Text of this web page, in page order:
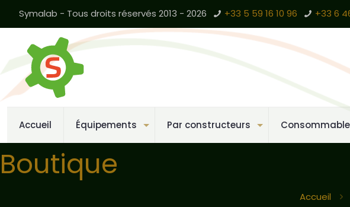
Symalab - Tous droits réservés 2013 - 2026 +33 5 59 16 10 96 +33 6
Accueil Équipements Par constructeurs
Boutique
Accueil